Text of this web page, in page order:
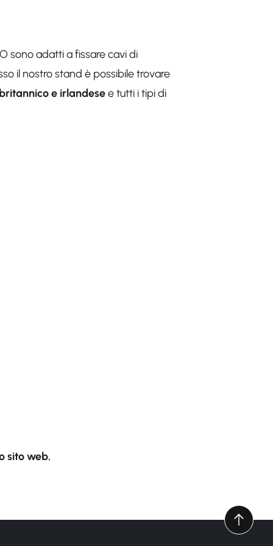
sono adatti a fissare cavi di
il nostro stand è possibile trovare
e irlandesee tutti i tipi di
sito web.